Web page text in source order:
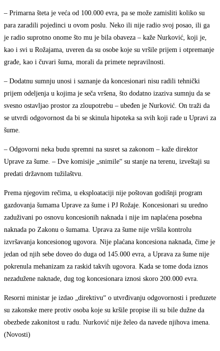
– Primarna šteta je veća od 100.000 evra, pa se može zamisliti koliko su
para zaradili pojedinci u ovom poslu. Neko ili nije radio svoj posao, ili ga
je radio suprotno onome što mu je bila obaveza – kaže Nurković, koji je,
kao i svi u Rožajama, uveren da su osobe koje su vršile prijem i otpremanje
građe, kao i čuvari šuma, morali da primete nepravilnosti.
– Dodatnu sumnju unosi i saznanje da koncesionari nisu radili tehnički
prijem odeljenja u kojima je seča vršena, što dodatno izaziva sumnju da se
svesno ostavljao prostor za zloupotrebu – ubeđen je Nurković. On traži da
se utvrdi odgovornost da bi se skinula hipoteka sa svih koji rade u Upravi za
šume.
– Odgovorni neka budu spremni na susret sa zakonom – kaže direktor
Uprave za šume. – Dve komisije „snimile“ su stanje na terenu, izveštaji su
predati državnom tužilaštvu.
Prema njegovim rečima, u eksploataciji nije poštovan godišnji program
gazdovanja šumama Uprave za šume i PJ Rožaje. Koncesionari su uredno
zaduživani po osnovu koncesionih naknada i nije im naplaćena posebna
naknada po Zakonu o šumama. Uprava za šume nije vršila kontrolu
izvršavanja koncesionog ugovora. Nije plaćana koncesiona naknada, čime je
jedan od njih sebe doveo do duga od 145.000 evra, a Uprava za šume nije
pokrenula mehanizam za raskid takvih ugovora. Kada se tome doda iznos
nezadužene naknade, dug tog koncesionara iznosi skoro 200.000 evra.
Resorni ministar je izdao „direktivu“ o utvrđivanju odgovornosti i preduzete
su zakonske mere protiv osoba koje su kršile propise ili su bile dužne da
obezbede zakonitost u radu. Nurković nije želeo da navede njihova imena.
(Novosti)